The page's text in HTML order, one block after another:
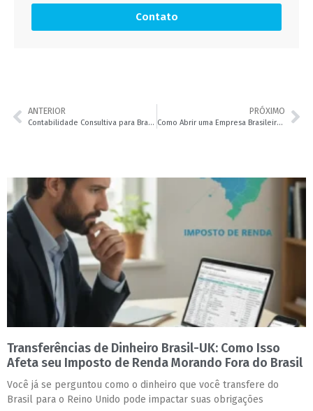
Contato
ANTERIOR
Contabilidade Consultiva para Brasileiros no Reino Unido: Planejamento, Não Só Burocracia | Leader Accountancy
PRÓXIMO
Como Abrir uma Empresa Brasileira no Reino Unido: Guia Completo com Contador Brasileiro Inglaterra | Contador Brasileiro no Reino Unido | Leader Accountancy
Transferências de Dinheiro Brasil-UK: Como Isso
Afeta seu Imposto de Renda Morando Fora do Brasil
Você já se perguntou como o dinheiro que você transfere do
Brasil para o Reino Unido pode impactar suas obrigações